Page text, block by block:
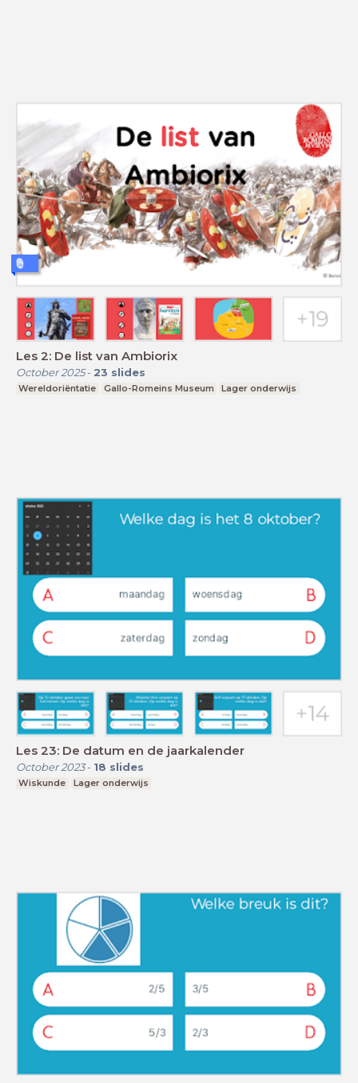
Les 2: De list van Ambiorix
October 2025- 23 slides
Wereldoriëntatie Gallo-Romeins Museum Lager onderwijs
Les 23: De datum en de jaarkalender
October 2023- 18 slides
Wiskunde Lager onderwijs